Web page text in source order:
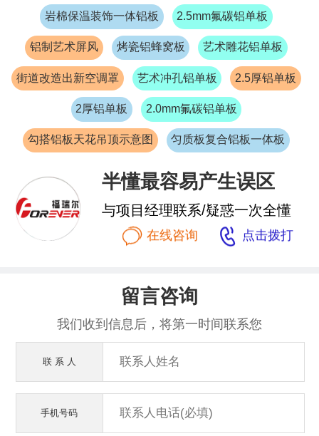
岩棉保温装饰一体铝板 2.5mm氟碳铝单板
铝制艺术屏风 烤瓷铝蜂窝板 艺术雕花铝单板
街道改造出新空调罩 艺术冲孔铝单板 2.5厚铝单板
2厚铝单板 2.0mm氟碳铝单板
勾搭铝板天花吊顶示意图 匀质板复合铝板一体板
半懂最容易产生误区
与项目经理联系/疑惑一次全懂
 在线咨询  点击拨打
留言咨询
我们收到信息后，将第一时间联系您
联 系 人
手机号码